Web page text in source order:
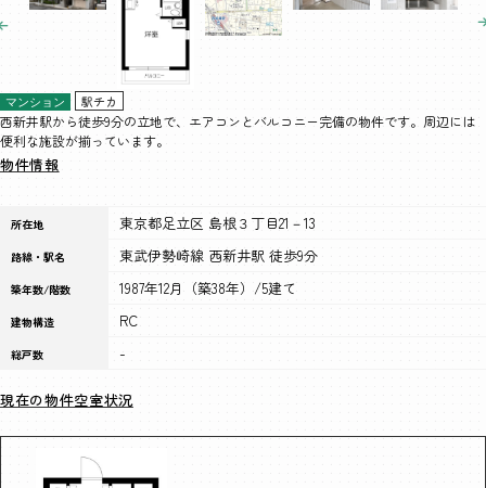
マンション 駅チカ
西新井駅から徒歩9分の立地で、エアコンとバルコニー完備の物件です。周辺には
便利な施設が揃っています。
物件情報
所在地 東京都足立区 島根３丁目21－13
路線・駅名 東武伊勢崎線 西新井駅 徒歩9分
築年数/階数 1987年12月（築38年）/5建て
建物構造 RC
総戸数 -
現在の物件空室状況